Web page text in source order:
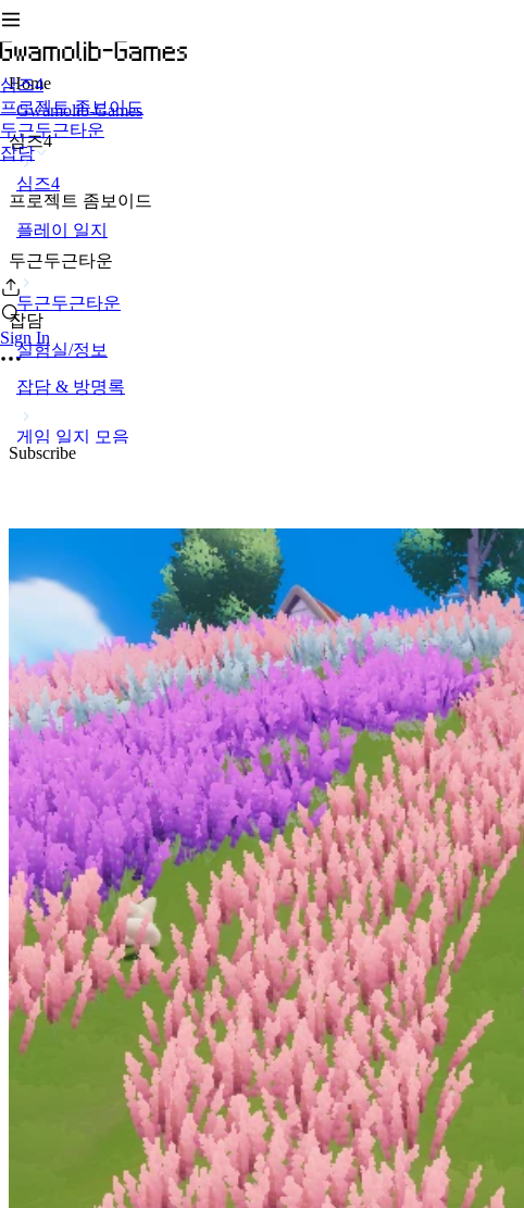
심즈4
프로젝트 좀보이드
두근두근타운
잡담
Sign In
Home
Gwamolib-Games
심즈4
심즈4
프로젝트 좀보이드
플레이 일지
두근두근타운
두근두근타운
잡담
실험실/정보
잡담 & 방명록
게임 일지 모음
Subscribe